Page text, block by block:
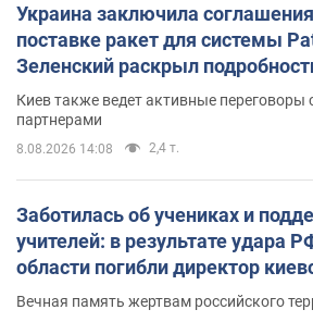
Украина заключила
поставке ракет для системы
Зеленский раскрыл
Киев также ведет активные переговоры
партнерами
8.08.2026 14:08 2,4 т.
Заботилась об учениках и
учителей: в результате удара
области погибли директор
муж и внук
Вечная память жертвам российского